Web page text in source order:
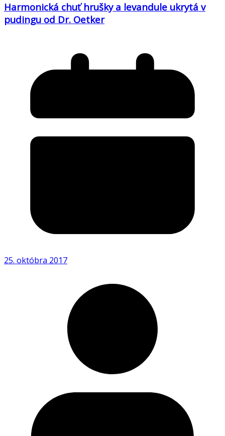
Harmonická chuť hrušky a levandule ukrytá v
pudingu od Dr. Oetker
25. októbra 2017